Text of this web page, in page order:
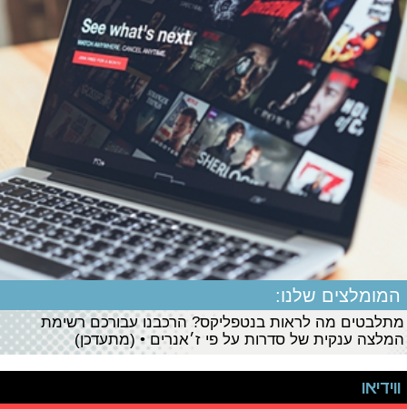
המומלצים שלנו:
מתלבטים מה לראות בנטפליקס? הרכבנו עבורכם רשימת
המלצה ענקית של סדרות על פי ז׳אנרים • (מתעדכן)
ווידיאו